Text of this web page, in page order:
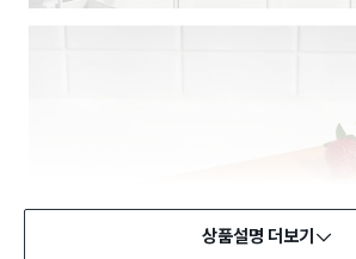
상품설명 더보기